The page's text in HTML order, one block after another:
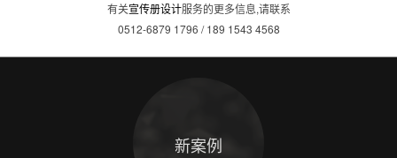
有关宣传册设计服务的更多信息,请联系
0512-6879 1796 / 189 1543 4568
新案例